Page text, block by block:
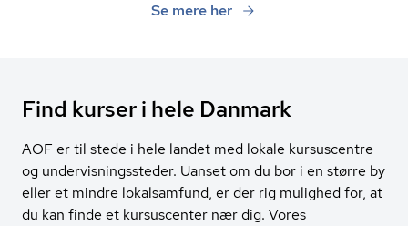
Se mere her
Find kurser i hele Danmark
AOF er til stede i hele landet med lokale kursuscentre
og undervisningssteder. Uanset om du bor i en større by
eller et mindre lokalsamfund, er der rig mulighed for, at
du kan finde et kursuscenter nær dig. Vores